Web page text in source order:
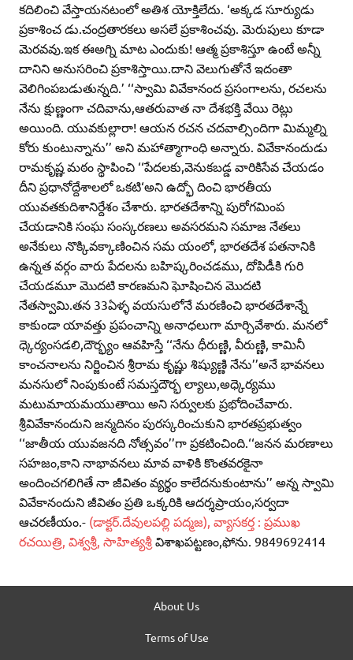
కదిలించి వేస్తాయనటంలో అతిశ యోక్తిలేదు. ‘అక్కడ సూర్యుడు
ప్రకాశించ డు.చంద్రతారకలు అసలే ప్రకాశించవు. మెరుపులు కూడా
మెరవవు.ఇక ఈఅగ్ని మాట ఎందుకు! ఆత్మ ప్రకాశిస్తూ ఉంటే అన్నీ
దానిని అనుసరించి ప్రకాశిస్తాయి.దాని వెలుగుతోనే ఇదంతా
వెలిగింపబడుతున్నది.’ ‘‘స్వామి వివేకానంద ప్రసంగాలను, రచలను
నేను క్షుణ్ణంగా చదివాను,ఆతరువాత నా దేశభక్తి వేయి రెట్లు
అయింది. యువకుల్లారా! ఆయన రచన చదవాల్సిందిగా మిమ్మల్ని
కోరు కుంటున్నాను’’ అని మహాత్మాగాంధి అన్నారు. వివేకానందుడు
రామకృష్ణ మఠం స్థాపించి ‘‘పేదలకు,వెనుకబడ్డ వారికిసేవ చేయడం
దీని ప్రధానోద్దేశాలలో ఒకటి‘అని ఉద్భో దించి భారతీయ
యువతకుదిశానిర్దేశం చేశారు. భారతదేశాన్ని పురోగమింప
చేయడానికి సంఘ సంస్కరణలు అవసరమని సమాజ నేతలు
అనేకులు నొక్కివక్కాణించిన సమ యంలో, భారతదేశ పతనానికి
ఉన్నత వర్గం వారు పేదలను బహిష్కరించడము, దోపిడీకి గురి
చేయడమూ మొదటి కారణమని ఘోషించిన మొదటి
నేతస్వామి.తన 33ఏళ్ళ వయసులోనే మరణించి భారతదేశాన్నే
కాకుండా యావత్తు ప్రపంచాన్ని అనాధలుగా మార్చివేశారు. మనలో
ధ్కెర్యంసడలి,దౌర్భ్యం ఆవహిస్తే ‘‘నేను ధీరుణ్ణి, వీరుణ్ణి, కామినీ
కాంచనాలను నిర్జించిన శ్రీరామ కృష్ణు శిష్యుణ్ణి నేను’’అనే భావనలు
మనసులో నింపుకుంటే సమస్తదౌర్భ ల్యాలు,అధ్కెర్యము
మటుమాయమయుతాయి అని సర్వులకు ప్రభోదించేవారు.
శ్రీవివేకానందుని జన్మదినం పురస్కరించుకుని భారతప్రభుత్వం
‘‘జాతీయ యువజనది నోత్సవం’’గా ప్రకటించింది.‘‘జనన మరణాలు
సహజం,కాని నాభావనలు మావ వాళికి కొంతవరకైనా
అందించగలిగితే నా జీవితం వ్యర్థం కాలేదనుకుంటాను’’ అన్న స్వామి
వివేకానందుని జీవితం ప్రతి ఒక్కరికి ఆదర్శప్రాయం,సర్వదా
ఆచరణీయం.- (డాక్టర్‌.దేవులపల్లి పద్మజ), వ్యాసకర్త : ప్రముఖ
రచయిత్రి, విశ్వశ్రీ, సాహిత్యశ్రీ విశాఖపట్టణం,ఫోను. 9849692414
About Us
Terms of Use